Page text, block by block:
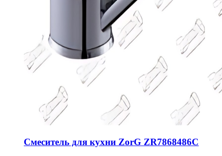
Смеситель для кухни ZorG ZR7868486C